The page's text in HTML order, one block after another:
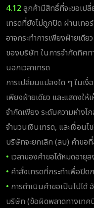
4.12ลูกค้ามีสิทธิ์ที่จะขอเป
เทรดที่ยังไม่ถูกปิด ผ่านเทอ
อาจกระทำการเพียงฝ่ายเ
ของบริษัท ในการจำกัดทิศท
นอกเวลาเทรด
การเปลี่ยนแปลงใด ๆ ในเงื่
เพียงฝ่ายเดียว และแสดงใ
จำกัดเพียง ระดับความห่าง
จำนวนเงินเทรด, และเงื่อน
บริษัทจะยกเลิก (ลบ) คำขอ
• เวลาของคำขอได้หมดอายุ
• คำสั่งเทรดที่กระทำเพื่อปิ
• การดำเนินคำขอเป็นไปได้
บริษัท (ข้อผิดพลาดทางเทค